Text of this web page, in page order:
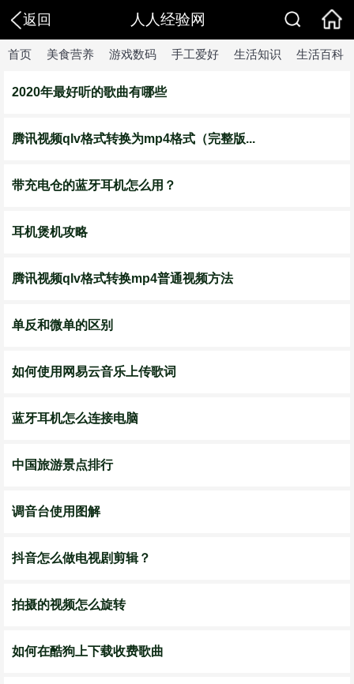
返回 人人经验网
首页 美食营养 游戏数码 手工爱好 生活知识 生活百科
2020年最好听的歌曲有哪些
腾讯视频qlv格式转换为mp4格式（完整版...
带充电仓的蓝牙耳机怎么用？
耳机煲机攻略
腾讯视频qlv格式转换mp4普通视频方法
单反和微单的区别
如何使用网易云音乐上传歌词
蓝牙耳机怎么连接电脑
中国旅游景点排行
调音台使用图解
抖音怎么做电视剧剪辑？
拍摄的视频怎么旋转
如何在酷狗上下载收费歌曲